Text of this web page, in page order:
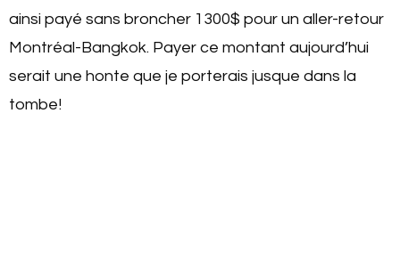
ainsi payé sans broncher 1300$ pour un aller-retour
Montréal-Bangkok. Payer ce montant aujourd’hui
serait une honte que je porterais jusque dans la
tombe!